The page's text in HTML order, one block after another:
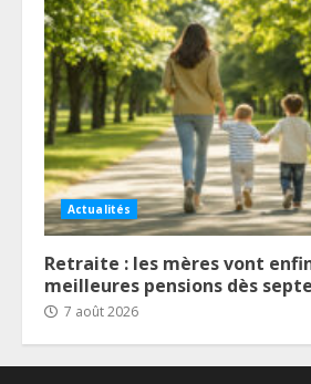
Actualités
Retraite : les mères vont
meilleures pensions dès
7 août 2026